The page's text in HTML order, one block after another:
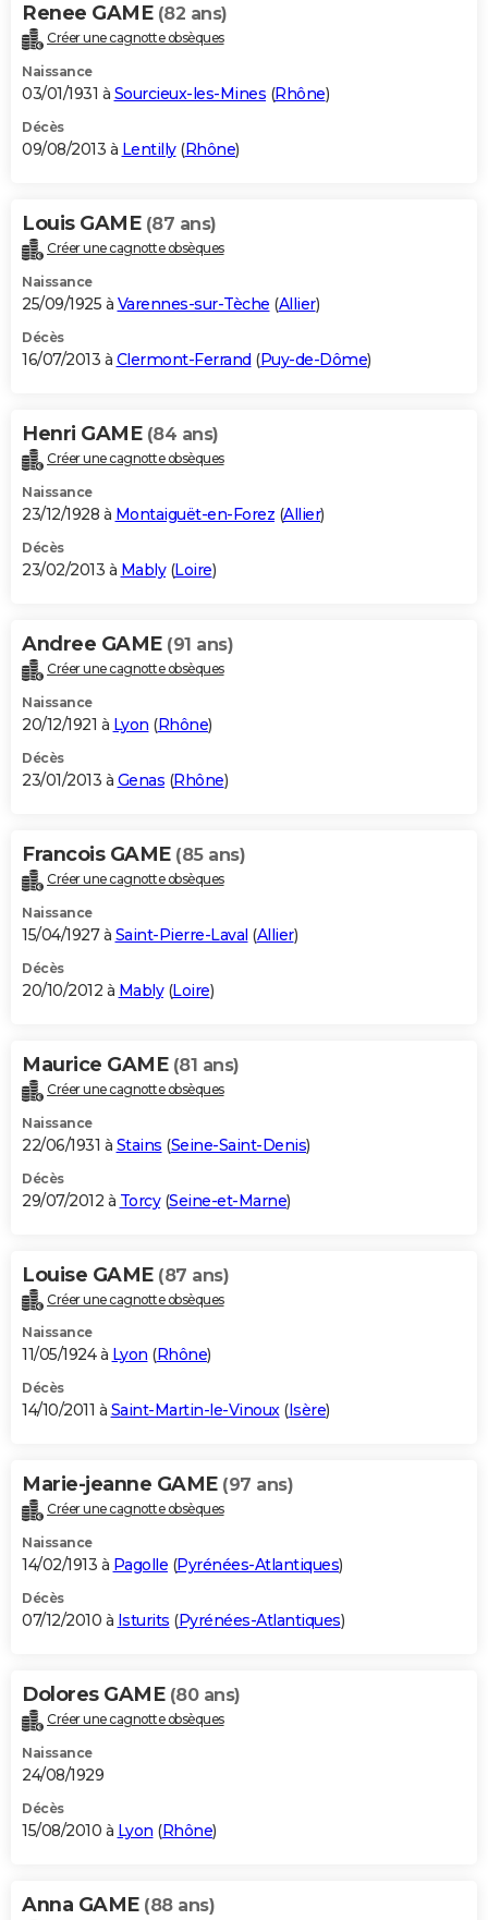
Renee GAME (82 ans)
Créer une cagnotte obsèques
Naissance
03/01/1931 à Sourcieux-les-Mines (Rhône)
Décès
09/08/2013 à Lentilly(Rhône)
Louis GAME (87 ans)
Créer une cagnotte obsèques
Naissance
25/09/1925 à Varennes-sur-Tèche (Allier)
Décès
16/07/2013 à Clermont-Ferrand (Puy-de-Dôme)
Henri GAME (84 ans)
Créer une cagnotte obsèques
Naissance
23/12/1928 à Montaiguët-en-Forez (Allier)
Décès
23/02/2013 à Mably(Loire)
Andree GAME (91 ans)
Créer une cagnotte obsèques
Naissance
20/12/1921 à Lyon (Rhône)
Décès
23/01/2013 à Genas (Rhône)
Francois GAME (85 ans)
Créer une cagnotte obsèques
Naissance
15/04/1927 à Saint-Pierre-Laval (Allier)
Décès
20/10/2012 à Mably(Loire)
Maurice GAME (81 ans)
Créer une cagnotte obsèques
Naissance
22/06/1931 à Stains (Seine-Saint-Denis)
Décès
29/07/2012 à Torcy(Seine-et-Marne)
Louise GAME (87 ans)
Créer une cagnotte obsèques
Naissance
11/05/1924 à Lyon (Rhône)
Décès
14/10/2011 à Saint-Martin-le-Vinoux(Isère)
Marie-jeanne GAME (97 ans)
Créer une cagnotte obsèques
Naissance
14/02/1913 à Pagolle (Pyrénées-Atlantiques)
Décès
07/12/2010 à Isturits (Pyrénées-Atlantiques)
Dolores GAME (80 ans)
Créer une cagnotte obsèques
Naissance
24/08/1929
Décès
15/08/2010 à Lyon (Rhône)
Anna GAME (88 ans)